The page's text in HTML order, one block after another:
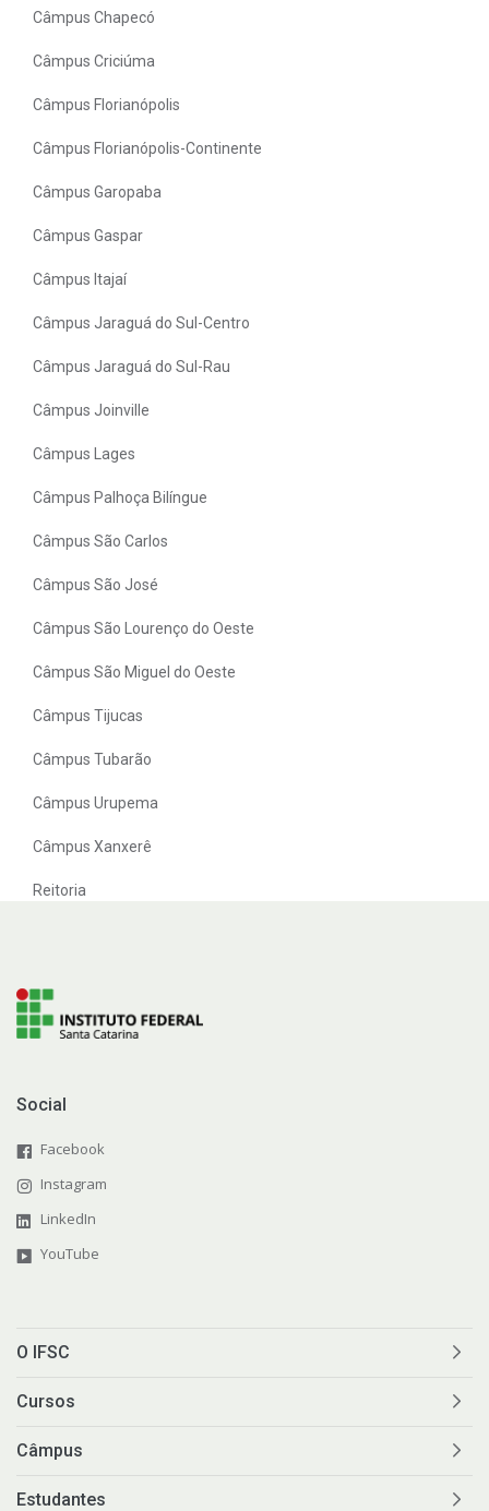
Câmpus Chapecó
Câmpus Criciúma
Câmpus Florianópolis
Câmpus Florianópolis-Continente
Câmpus Garopaba
Câmpus Gaspar
Câmpus Itajaí
Câmpus Jaraguá do Sul-Centro
Câmpus Jaraguá do Sul-Rau
Câmpus Joinville
Câmpus Lages
Câmpus Palhoça Bilíngue
Câmpus São Carlos
Câmpus São José
Câmpus São Lourenço do Oeste
Câmpus São Miguel do Oeste
Câmpus Tijucas
Câmpus Tubarão
Câmpus Urupema
Câmpus Xanxerê
Reitoria
Social
Facebook
Instagram
LinkedIn
YouTube
O IFSC
Cursos
Câmpus
Estudantes